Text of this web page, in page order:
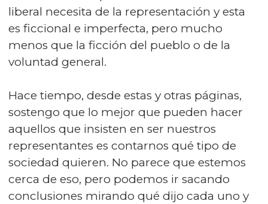
liberal necesita de la representación y esta
es ficcional e imperfecta, pero mucho
menos que la ficción del pueblo o de la
voluntad general.
Hace tiempo, desde estas y otras páginas,
sostengo que lo mejor que pueden hacer
aquellos que insisten en ser nuestros
representantes es contarnos qué tipo de
sociedad quieren. No parece que estemos
cerca de eso, pero podemos ir sacando
conclusiones mirando qué dijo cada uno y